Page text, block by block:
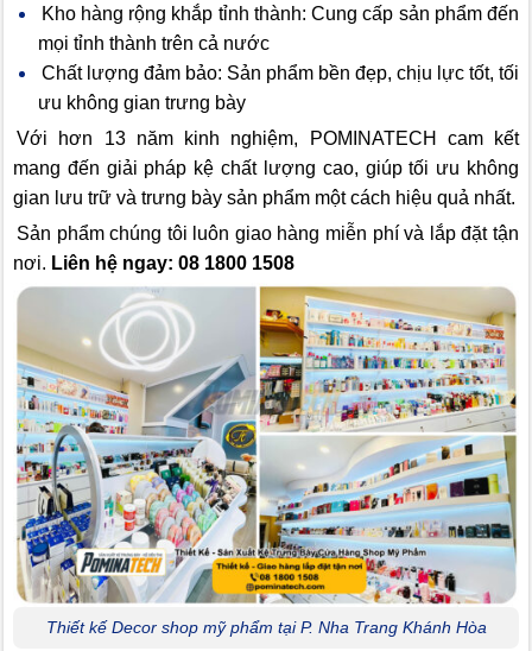
Kho hàng rộng khắp tỉnh thành: Cung cấp sản phẩm đến
mọi tỉnh thành trên cả nước
Chất lượng đảm bảo: Sản phẩm bền đẹp, chịu lực tốt, tối
ưu không gian trưng bày
Với hơn 13 năm kinh nghiệm, POMINATECH cam kết
mang đến giải pháp kệ chất lượng cao, giúp tối ưu không
gian lưu trữ và trưng bày sản phẩm một cách hiệu quả nhất.
Sản phẩm chúng tôi luôn giao hàng miễn phí và lắp đặt tận
nơi. Liên hệ ngay: 08 1800 1508
Thiết kế Decor shop mỹ phẩm tại P. Nha Trang Khánh Hòa